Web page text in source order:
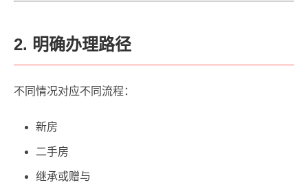
2. 明确办理路径
不同情况对应不同流程：
新房
二手房
继承或赠与